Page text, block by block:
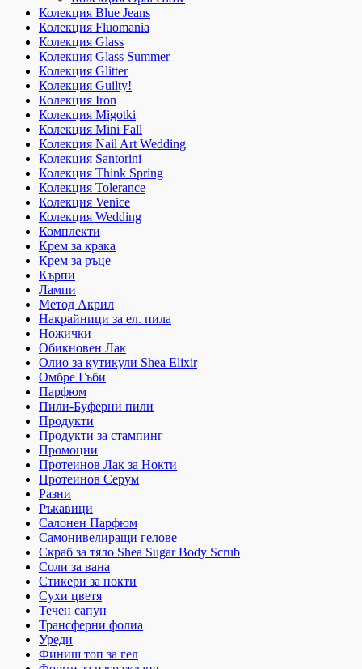
Колекция Blue Jeans
Колекция Fluomania
Колекция Glass
Колекция Glass Summer
Колекция Glitter
Колекция Guilty!
Колекция Iron
Колекция Migotki
Колекция Mini Fall
Колекция Nail Art Wedding
Колекция Santorini
Колекция Think Spring
Колекция Tolerance
Колекция Venice
Колекция Wedding
Комплекти
Крем за крака
Крем за ръце
Кърпи
Лампи
Метод Акрил
Накрайници за ел. пила
Ножички
Обикновен Лак
Олио за кутикули Shea Elixir
Омбре Гъби
Парфюм
Пили-Буферни пили
Продукти
Продукти за стампинг
Промоции
Протеинов Лак за Нокти
Протеинов Серум
Разни
Ръкавици
Салонен Парфюм
Самонивелиращи гелове
Скраб за тяло Shea Sugar Body Scrub
Соли за вана
Стикери за нокти
Сухи цветя
Течен сапун
Трансферни фолиа
Уреди
Финиш топ за гел